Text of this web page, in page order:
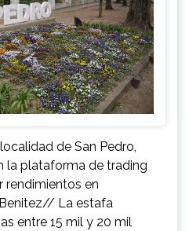
de San Pedro,
la plataforma de trading
rendimientos en
La estafa
entre 15 mil y 20 mil